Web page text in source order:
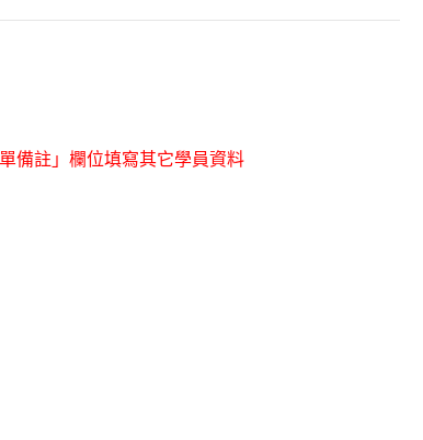
備註」欄位填寫其它學員資料